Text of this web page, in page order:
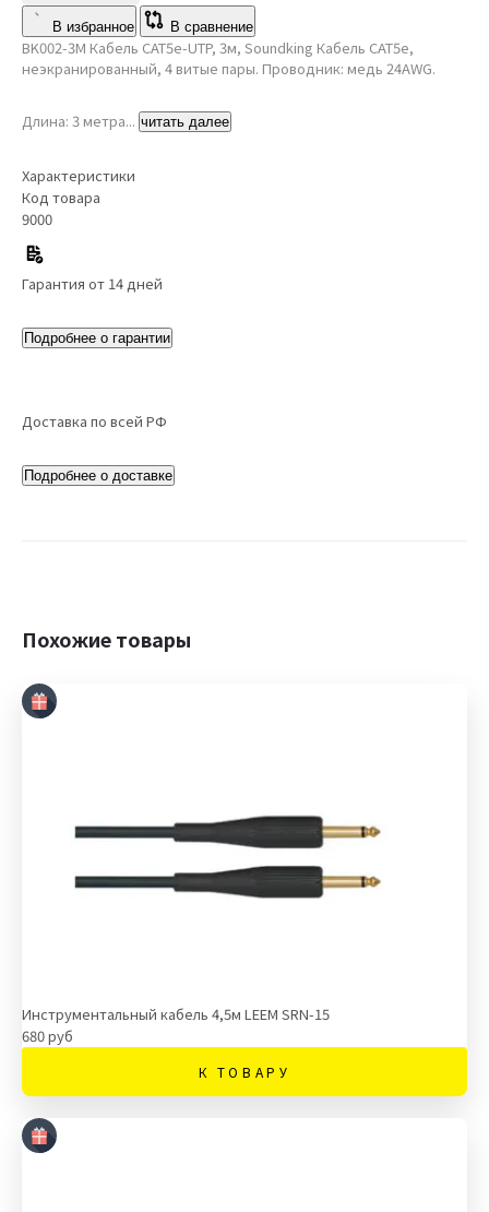
В избранное В сравнение
BK002-3M Кабель CAT5e-UTP, 3м, Soundking Кабель CAT5e,
неэкранированный, 4 витые пары. Проводник: медь 24AWG.
Длина: 3 метра... читать далее
Характеристики
Код товара
9000
Гарантия от 14 дней
Подробнее о гарантии
Доставка по всей РФ
Подробнее о доставке
Похожие товары
Инструментальный кабель 4,5м LEEM SRN-15
680 руб
К ТОВАРУ